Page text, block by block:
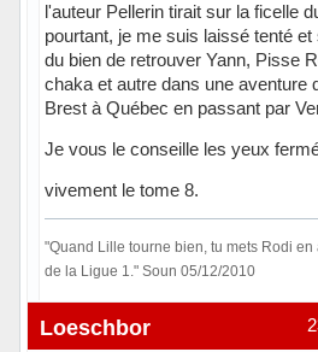
l'auteur Pellerin tirait sur la ficelle
pourtant, je me suis laissé tenté
du bien de retrouver Yann, Pisse
chaka et autre dans une aventure
Brest à Québec en passant par
Je vous le conseille les yeux
vivement le tome 8.
"Quand Lille tourne bien, tu mets Rodi
de la Ligue 1." Soun 05/12/2010
Hors ligne
Loeschbor